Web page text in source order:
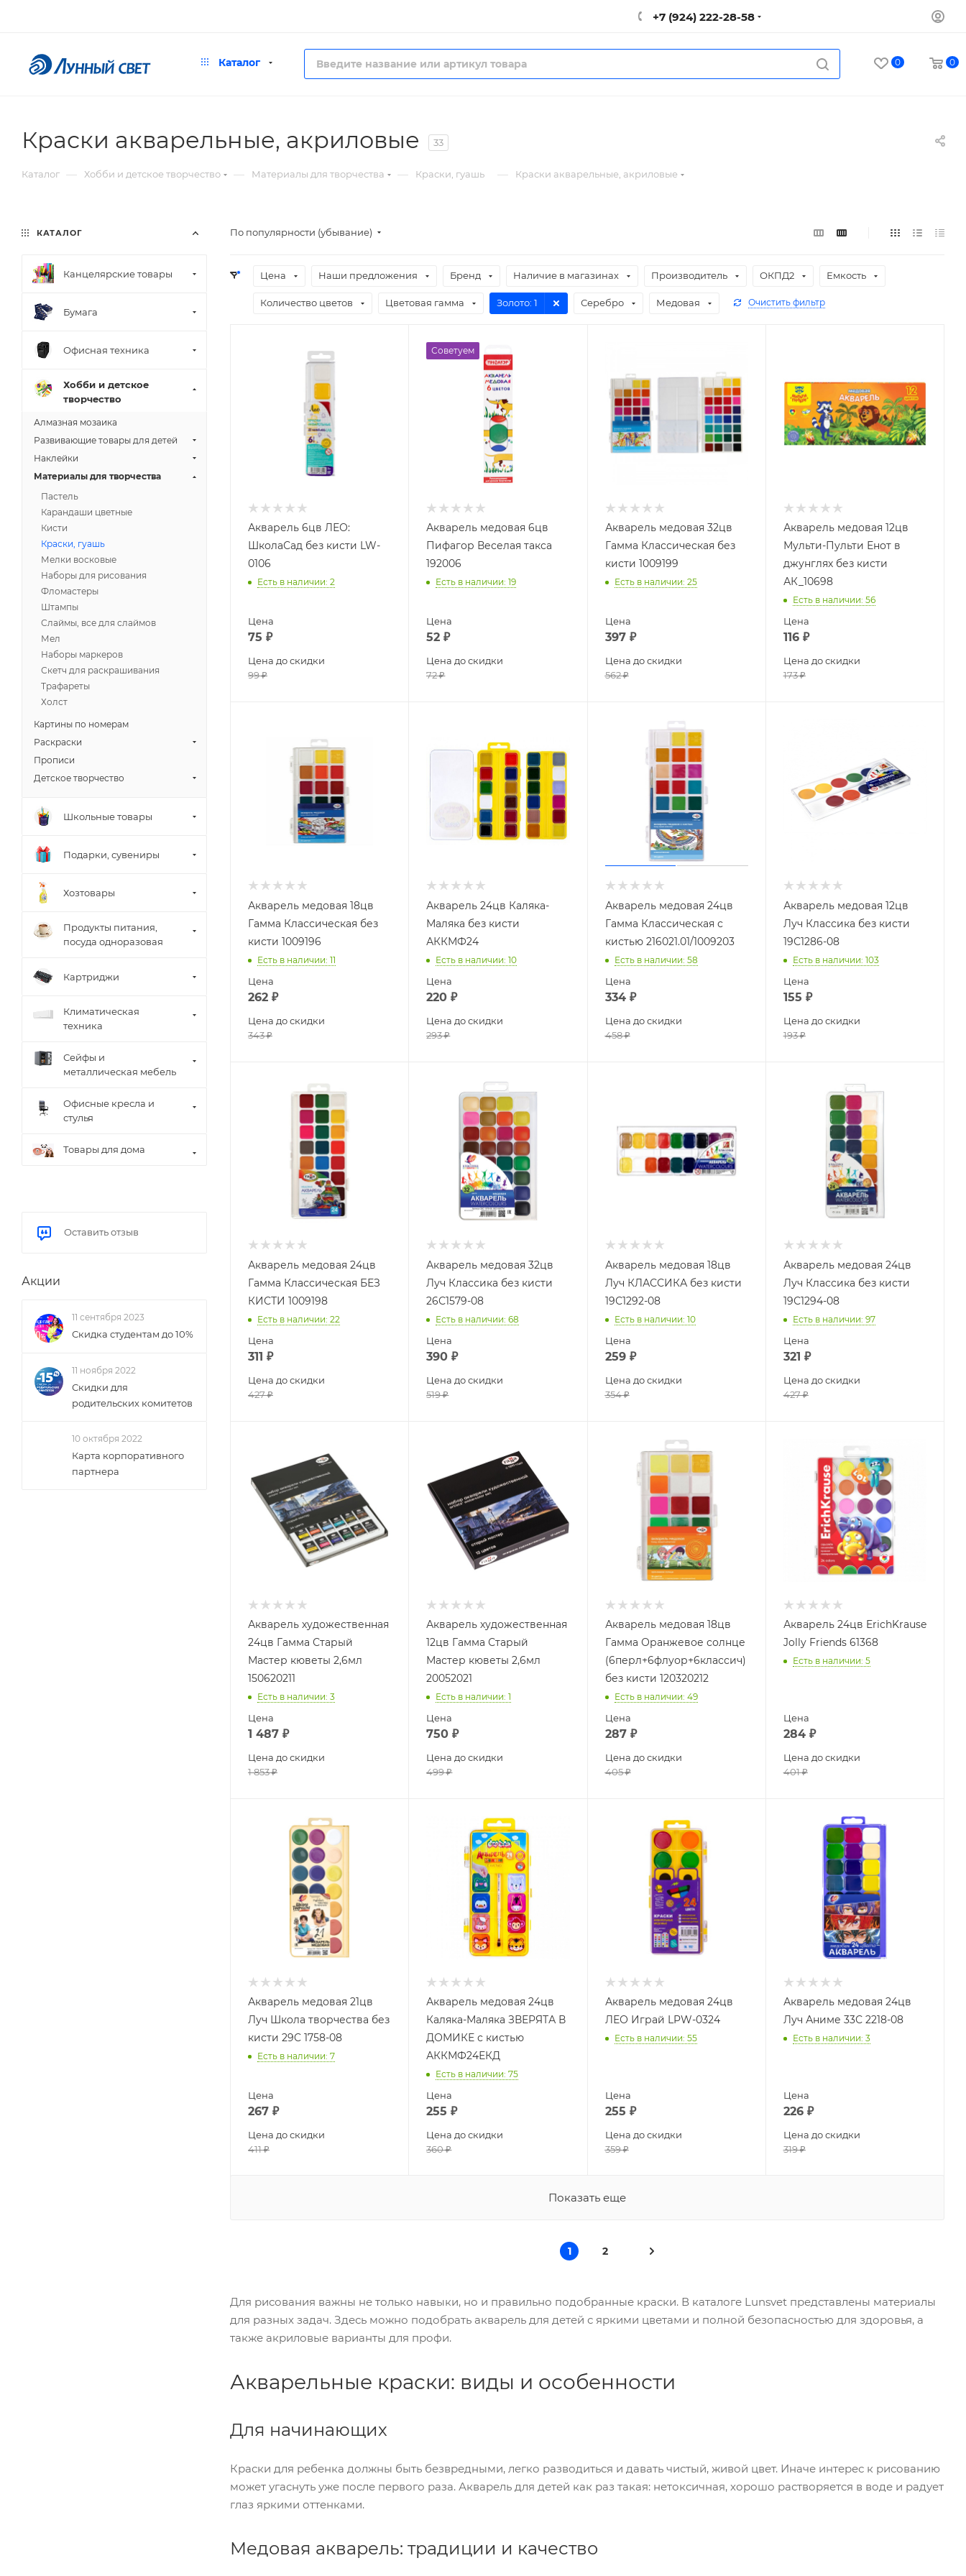
+7 (924) 222-28-58
Каталог 0 0
Краски акварельные, акриловые 33
Каталог — Хобби и детское творчество — Материалы для творчества — Краски, гуашь — Краски акварельные, акриловые
По популярности (убывание)
Цена Наши предложения Бренд Наличие в магазинах Производитель ОКПД2 Емкость
Количество цветов Цветовая гамма Золото: 1 Серебро Медовая Очистить фильтр
Акварель 6цв ЛЕО:
ШколаСад без кисти LW-
0106
Есть в наличии: 2
Цена
75 ₽
Цена до скидки
99₽
Советуем
Акварель медовая 6цв
Пифагор Веселая такса
192006
Есть в наличии: 19
Цена
52 ₽
Цена до скидки
72₽
Акварель медовая 32цв
Гамма Классическая без
кисти 1009199
Есть в наличии: 25
Цена
397₽
Цена до скидки
562₽
Акварель медовая 12цв
Мульти-Пульти Енот в
джунглях без кисти
АК_10698
Есть в наличии: 56
Цена
116₽
Цена до скидки
173₽
Акварель медовая 18цв
Гамма Классическая без
кисти 1009196
Есть в наличии: 11
Цена
262 ₽
Цена до скидки
343₽
Акварель 24цв Каляка-
Маляка без кисти
АККМФ24
Есть в наличии: 10
Цена
220 ₽
Цена до скидки
293₽
Акварель медовая 24цв
Гамма Классическая с
кистью 216021.01/1009203
Есть в наличии: 58
Цена
334₽
Цена до скидки
458₽
Акварель медовая 12цв
Луч Классика без кисти
19С1286-08
Есть в наличии: 103
Цена
155 ₽
Цена до скидки
193₽
Акварель медовая 24цв
Гамма Классическая БЕЗ
КИСТИ 1009198
Есть в наличии: 22
Цена
311 ₽
Цена до скидки
427₽
Акварель медовая 32цв
Луч Классика без кисти
26С1579-08
Есть в наличии: 68
Цена
390 ₽
Цена до скидки
519₽
Акварель медовая 18цв
Луч КЛАССИКА без кисти
19С1292-08
Есть в наличии: 10
Цена
259₽
Цена до скидки
354₽
Акварель медовая 24цв
Луч Классика без кисти
19С1294-08
Есть в наличии: 97
Цена
321 ₽
Цена до скидки
427₽
Акварель художественная
24цв Гамма Старый
Мастер кюветы 2,6мл
150620211
Есть в наличии: 3
Цена
1 487 ₽
Цена до скидки
1 853₽
Акварель художественная
12цв Гамма Старый
Мастер кюветы 2,6мл
20052021
Есть в наличии: 1
Цена
750 ₽
Цена до скидки
499₽
Акварель медовая 18цв
Гамма Оранжевое солнце
(6перл+6флуор+6классич)
без кисти 120320212
Есть в наличии: 49
Цена
287₽
Цена до скидки
405₽
Акварель 24цв ErichKrause
Jolly Friends 61368
Есть в наличии: 5
Цена
284₽
Цена до скидки
401₽
Акварель медовая 21цв
Луч Школа творчества без
кисти 29C 1758-08
Есть в наличии: 7
Цена
267 ₽
Цена до скидки
411₽
Акварель медовая 24цв
Каляка-Маляка ЗВЕРЯТА В
ДОМИКЕ с кистью
АККМФ24ЕКД
Есть в наличии: 75
Цена
255 ₽
Цена до скидки
360₽
Акварель медовая 24цв
ЛЕО Играй LPW-0324
Есть в наличии: 55
Цена
255 ₽
Цена до скидки
359₽
Акварель медовая 24цв
Луч Аниме 33С 2218-08
Есть в наличии: 3
Цена
226₽
Цена до скидки
319₽
Показать еще
1 2
Для рисования важны не только навыки, но и правильно подобранные краски. В каталоге Lunsvet представлены материалы
для разных задач. Здесь можно подобрать акварель для детей с яркими цветами и полной безопасностью для здоровья, а
также акриловые варианты для профи.
Акварельные краски: виды и особенности
Для начинающих
Краски для ребенка должны быть безвредными, легко разводиться и давать чистый, живой цвет. Иначе интерес к рисованию
может угаснуть уже после первого раза. Акварель для детей как раз такая: нетоксичная, хорошо растворяется в воде и радует
глаз яркими оттенками.
Медовая акварель: традиции и качество
КАТАЛОГ
Канцелярские товары
Бумага
Офисная техника
Хобби и детское
творчество
Алмазная мозаика
Развивающие товары для детей
Наклейки
Материалы для творчества
Пастель
Карандаши цветные
Кисти
Краски, гуашь
Мелки восковые
Наборы для рисования
Фломастеры
Штампы
Слаймы, все для слаймов
Мел
Наборы маркеров
Скетч для раскрашивания
Трафареты
Холст
Картины по номерам
Раскраски
Прописи
Детское творчество
Школьные товары
Подарки, сувениры
Хозтовары
Продукты питания,
посуда одноразовая
Картриджи
Климатическая
техника
Сейфы и
металлическая мебель
Офисные кресла и
стулья
Товары для дома
Оставить отзыв
Акции
11 сентября 2023
Скидка студентам до 10%
11 ноября 2022
Скидки для
родительских комитетов
10 октября 2022
Карта корпоративного
партнера